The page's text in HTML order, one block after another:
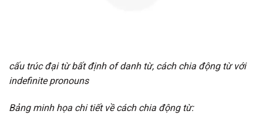
cấu trúc đại từ bất định of danh từ, cách chia động từ với
indefinite pronouns
Bảng minh họa chi tiết về cách chia động từ: